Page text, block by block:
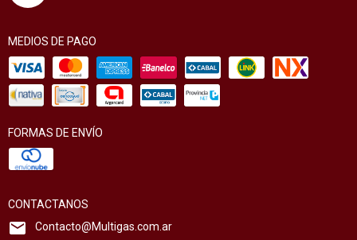
MEDIOS DE PAGO
FORMAS DE ENVÍO
CONTACTANOS
Contacto@Multigas.com.ar